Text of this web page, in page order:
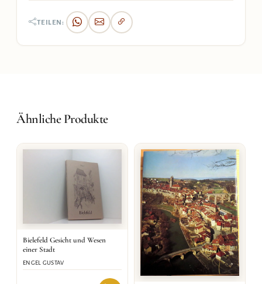
TEILEN:
Ähnliche Produkte
Bielefeld Gesicht und Wesen
einer Stadt
ENGEL GUSTAV